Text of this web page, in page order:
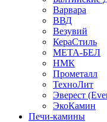
Варвара
ВВД
Везувий
КераСтиль
МЕТА-БЕЛ
НМК
Прометалл
ТехноЛит
Эверест
ЭкоКамин
Печи-камины